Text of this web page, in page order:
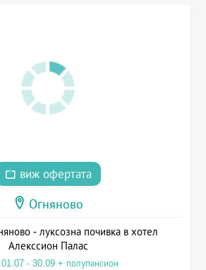
виж офертата
Огняново
- луксозна почивка в хотел
Алекссион Палас
- 30.09 + полупансион